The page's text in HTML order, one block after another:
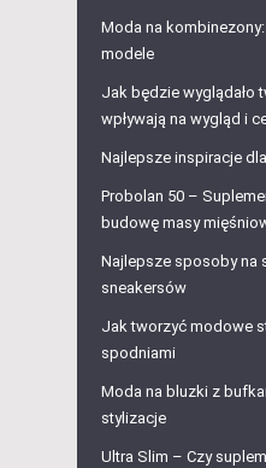
Moda na
modele
Jak będzie wyglądało
wpływają na wygląd i
Najlepsze inspiracje
Probolan 50 –
budowę masy
Najlepsze sposoby na
sneakersów
Jak tworzyć modowe
spodniami
Moda na bluzki z
stylizacje
Ultra Slim – Czy